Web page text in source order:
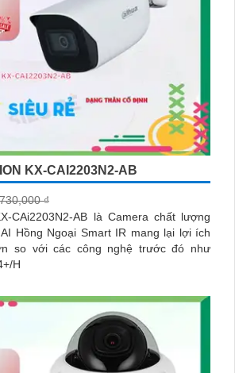
KX-CAI2203N2-AB
₫
CAi2203N2-AB là Camera chất lượng
Hồng Ngoại Smart IR mang lại lợi ích
so với các công nghệ trước đó như
H